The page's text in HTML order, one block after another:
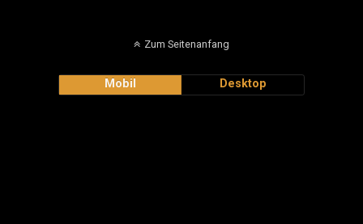
Zum Seitenanfang
Mobil Desktop